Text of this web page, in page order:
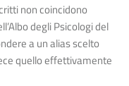
non coincidono
degli Psicologi del
a un alias scelto
quello effettivamente